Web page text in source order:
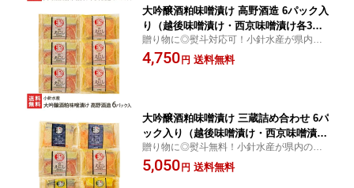
大吟醸酒粕味噌漬け 高野酒造 6パック入
り（越後味噌漬け・西京味噌漬け各3パ
ック） 小針水産 みそづけ 酒かす トラ
ウトサーモン ご飯のお供 コラボ 新潟県
贈り物に◎熨斗対応可！小針水産が県内の
酒蔵とコラボした「大吟醸酒粕漬け」。フ
ルーティーな香りの「大吟醸酒粕」に、店
4,750 円 送料無料
大吟醸酒粕味噌漬け 三蔵詰め合わせ 6パ
ック入り（越後味噌漬け・西京味噌漬け
それぞれ大洋酒造・高野酒造・菊水酒造
各1パック） 小針水産 みそづけ 酒かす
贈り物に◎熨斗無料！小針水産が県内の酒
蔵とコラボした「大吟醸酒粕漬け」。フル
ーティーな香りの「大吟醸酒粕」に、店オ
5,050 円 送料無料